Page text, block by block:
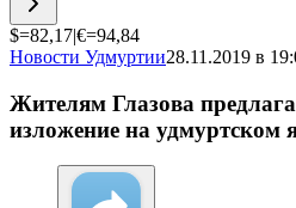
$=82,17|€=94,84
Новости Удмуртии28.11.2019 в
Жителям Глазова
изложение на удмуртском